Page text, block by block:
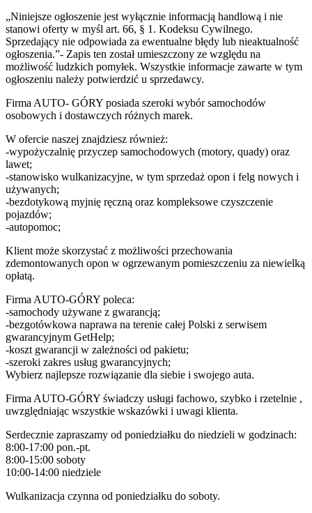
„Niniejsze ogłoszenie jest wyłącznie informacją handlową i nie
stanowi oferty w myśl art. 66, § 1. Kodeksu Cywilnego.
Sprzedający nie odpowiada za ewentualne błędy lub nieaktualność
ogłoszenia.”- Zapis ten został umieszczony ze względu na
możliwość ludzkich pomyłek. Wszystkie informacje zawarte w tym
ogłoszeniu należy potwierdzić u sprzedawcy.
Firma AUTO- GÓRY posiada szeroki wybór samochodów
osobowych i dostawczych różnych marek.
W ofercie naszej znajdziesz również:
-wypożyczalnię przyczep samochodowych (motory, quady) oraz
lawet;
-stanowisko wulkanizacyjne, w tym sprzedaż opon i felg nowych i
używanych;
-bezdotykową myjnię ręczną oraz kompleksowe czyszczenie
pojazdów;
-autopomoc;
Klient może skorzystać z możliwości przechowania
zdemontowanych opon w ogrzewanym pomieszczeniu za niewielką
opłatą.
Firma AUTO-GÓRY poleca:
-samochody używane z gwarancją;
-bezgotówkowa naprawa na terenie całej Polski z serwisem
gwarancyjnym GetHelp;
-koszt gwarancji w zależności od pakietu;
-szeroki zakres usług gwarancyjnych;
Wybierz najlepsze rozwiązanie dla siebie i swojego auta.
Firma AUTO-GÓRY świadczy usługi fachowo, szybko i rzetelnie ,
uwzględniając wszystkie wskazówki i uwagi klienta.
Serdecznie zapraszamy od poniedziałku do niedzieli w godzinach:
8:00-17:00 pon.-pt.
8:00-15:00 soboty
10:00-14:00 niedziele
Wulkanizacja czynna od poniedziałku do soboty.